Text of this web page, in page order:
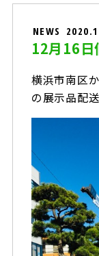
NEWS
12月16日
横浜市南区
の展示品配